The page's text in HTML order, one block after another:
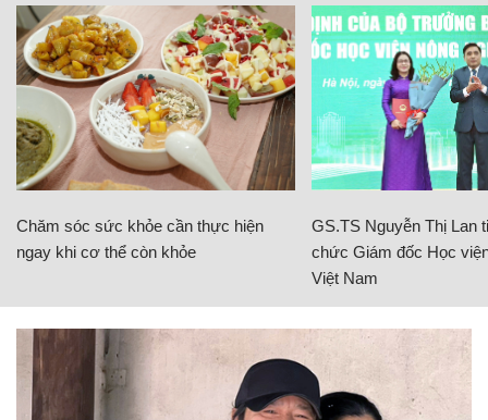
Chăm sóc sức khỏe cần thực hiện
ngay khi cơ thể còn khỏe
GS.TS Nguyễn Thị Lan
chức Giám đốc Học
Việt Nam